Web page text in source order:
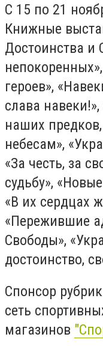
С 15 по 21
Книжные
Достоинства и
героев»,
слава
наших
небесам»,
«За честь, за
судьбу»,
«В их сердцах
«Пережившие
Свободы»,
достоинство,
Спонсор
сеть
магазинов